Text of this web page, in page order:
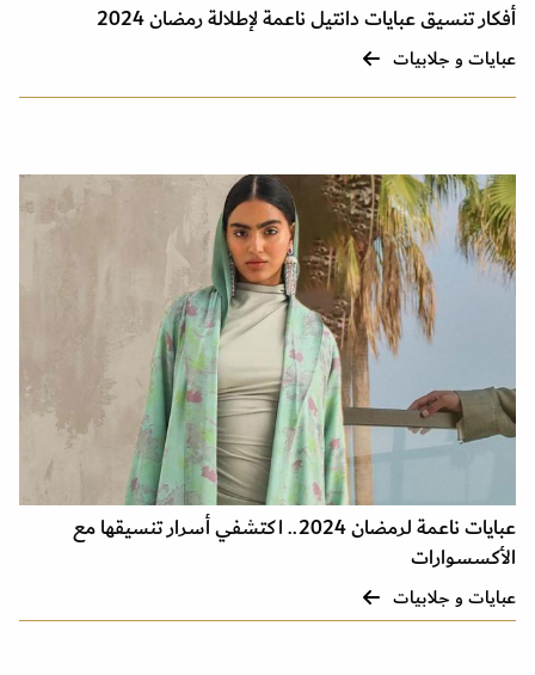
أفكار تنسيق عبايات دانتيل ناعمة لإطلالة رمضان 2024
عبايات و جلابيات
عبايات ناعمة لرمضان 2024.. اكتشفي أسرار تنسيقها مع
الأكسسوارات
عبايات و جلابيات